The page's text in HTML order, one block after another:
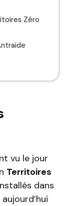
Zéro
vu le jour
Territoires
dans